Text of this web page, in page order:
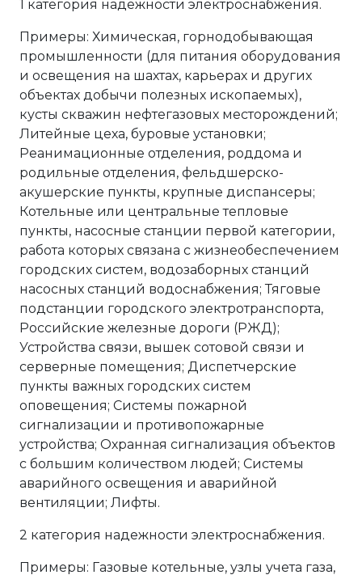
1 категория надежности электроснабжения.
Примеры: Химическая, горнодобывающая
промышленности (для питания оборудования
и освещения на шахтах, карьерах и других
объектах добычи полезных ископаемых),
кусты скважин нефтегазовых месторождений;
Литейные цеха, буровые установки;
Реанимационные отделения, роддома и
родильные отделения, фельдшерско-
акушерские пункты, крупные диспансеры;
Котельные или центральные тепловые
пункты, насосные станции первой категории,
работа которых связана с жизнеобеспечением
городских систем, водозаборных станций
насосных станций водоснабжения; Тяговые
подстанции городского электротранспорта,
Российские железные дороги (РЖД);
Устройства связи, вышек сотовой связи и
серверные помещения; Диспетчерские
пункты важных городских систем
оповещения; Системы пожарной
сигнализации и противопожарные
устройства; Охранная сигнализация объектов
с большим количеством людей; Системы
аварийного освещения и аварийной
вентиляции; Лифты.
2 категория надежности электроснабжения.
Примеры: Газовые котельные, узлы учета газа,